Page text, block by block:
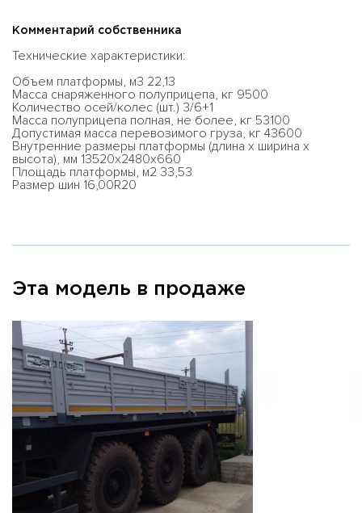
Комментарий собственника
Технические характеристики:
Объем платформы, м3 22,13
Масса снаряженного полуприцепа, кг 9500
Количество осей/колес (шт.) 3/6+1
Масса полуприцепа полная, не более, кг 53100
Допустимая масса перевозимого груза, кг 43600
Внутренние размеры платформы (длина х ширина х
высота), мм 13520х2480х660
Площадь платформы, м2 33,53
Размер шин 16,00R20
Эта модель в продаже